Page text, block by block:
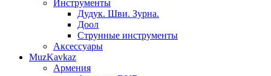
Инструменты
Дудук. Шви. Зурна.
Доол
Струнные инструменты
Аксессуары
MuzKavkaz
Армения